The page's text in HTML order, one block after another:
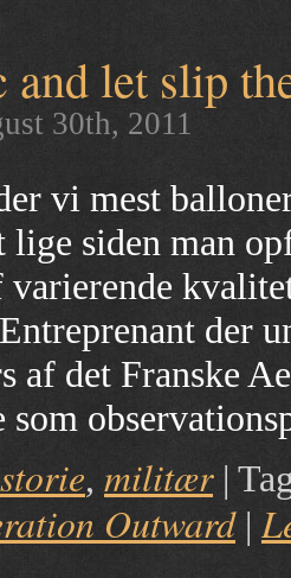
and let slip
30th, 2011
vi mest
lige siden man
varierende
der
af det Franske
som
, militær |
Outward |